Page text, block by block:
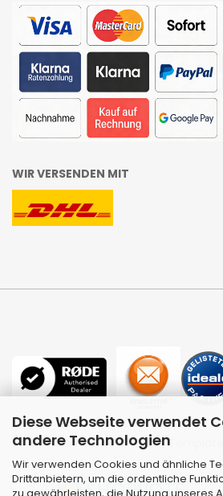
Diese Webseite verwendet
andere Technologien
Wir verwenden Cookies und ähnliche
Drittanbietern, um die ordentliche
zu gewährleisten, die Nutzung unseres
WIR VERSENDEN MIT
mit Gambio.de © 2026 | Template